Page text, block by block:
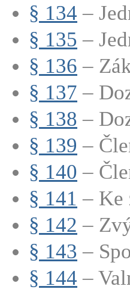
§ 134 –
§ 135 –
§ 136 –
§ 137 –
§ 138 –
§ 139 –
§ 140 –
§ 141 – Ke
§ 142 –
§ 143 –
§ 144 –